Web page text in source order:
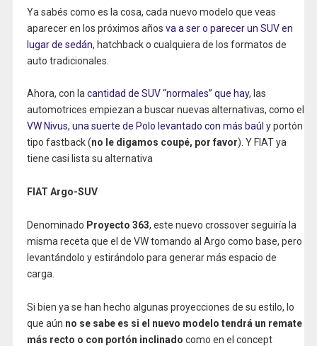
Ya sabés como es la cosa, cada nuevo modelo que veas
aparecer en los próximos años va a ser o parecer un SUV en
lugar de sedán, hatchback o cualquiera de los formatos de
auto tradicionales.
Ahora, con lacantidad de SUV “normales” que hay, las
automotrices empiezan a buscar nuevas alternativas, como el
VW Nivus, una suerte de Polo levantado con más baúl y portón
tipo fastback (no le digamos coupé, por favor). Y FIAT ya
tiene casi lista su alternativa
FIAT Argo-SUV
Denominado Proyecto 363, este nuevo crossover seguiría la
misma receta que el de VW tomando al Argo como base, pero
levantándolo y estirándolo para generar más espacio de
carga.
Si bien ya se han hecho algunas proyecciones de su estilo, lo
que aún no se sabe es si el nuevo modelo tendrá un remate
más recto o con portón inclinado como en el concept